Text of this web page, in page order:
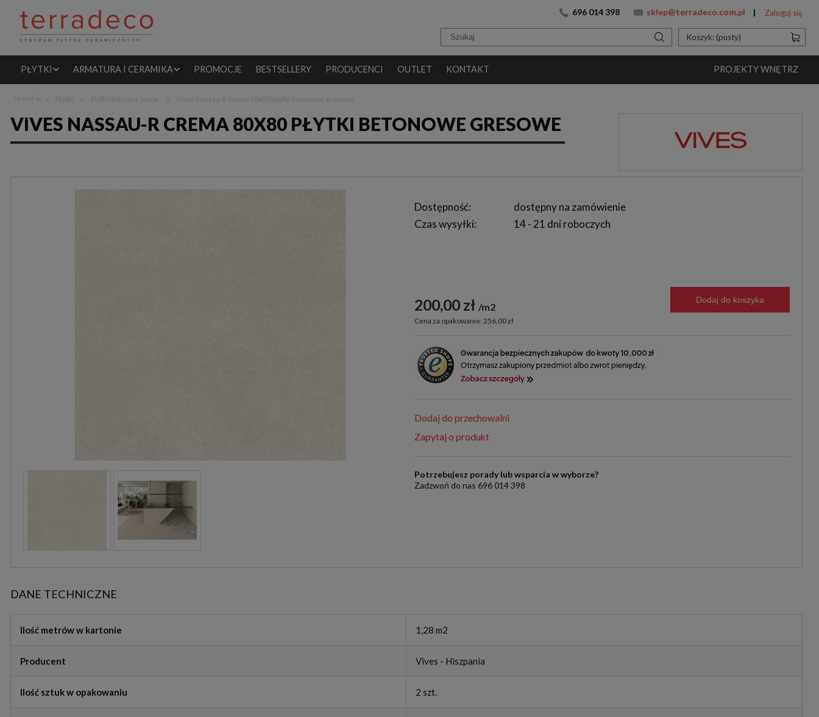
696 014 398 sklep@terradeco.com.pl Zaloguj się
Koszyk: (pusty)
PŁYTKI ARMATURA I CERAMIKA PROMOCJE BESTSELLERY PRODUCENCI OUTLET KONTAKT PROJEKTY WNĘTRZ
VIVES NASSAU-R CREMA 80X80 PŁYTKI BETONOWE GRESOWE
Dostępność:
dostępny na zamówienie
Czas wysyłki:
14 - 21 dni roboczych
200,00 zł m2
Cena za opakowanie: 256,00 zł
Dodaj do koszyka
Dodaj do przechowalni
Zapytaj o produkt
Potrzebujesz porady lub wsparcia w wyborze?
Zadzwoń do nas 696 014 398
DANE TECHNICZNE
Ilość metrów w kartonie 1,28 m2
Producent Vives - Hiszpania
Ilość sztuk w opakowaniu 2 szt.